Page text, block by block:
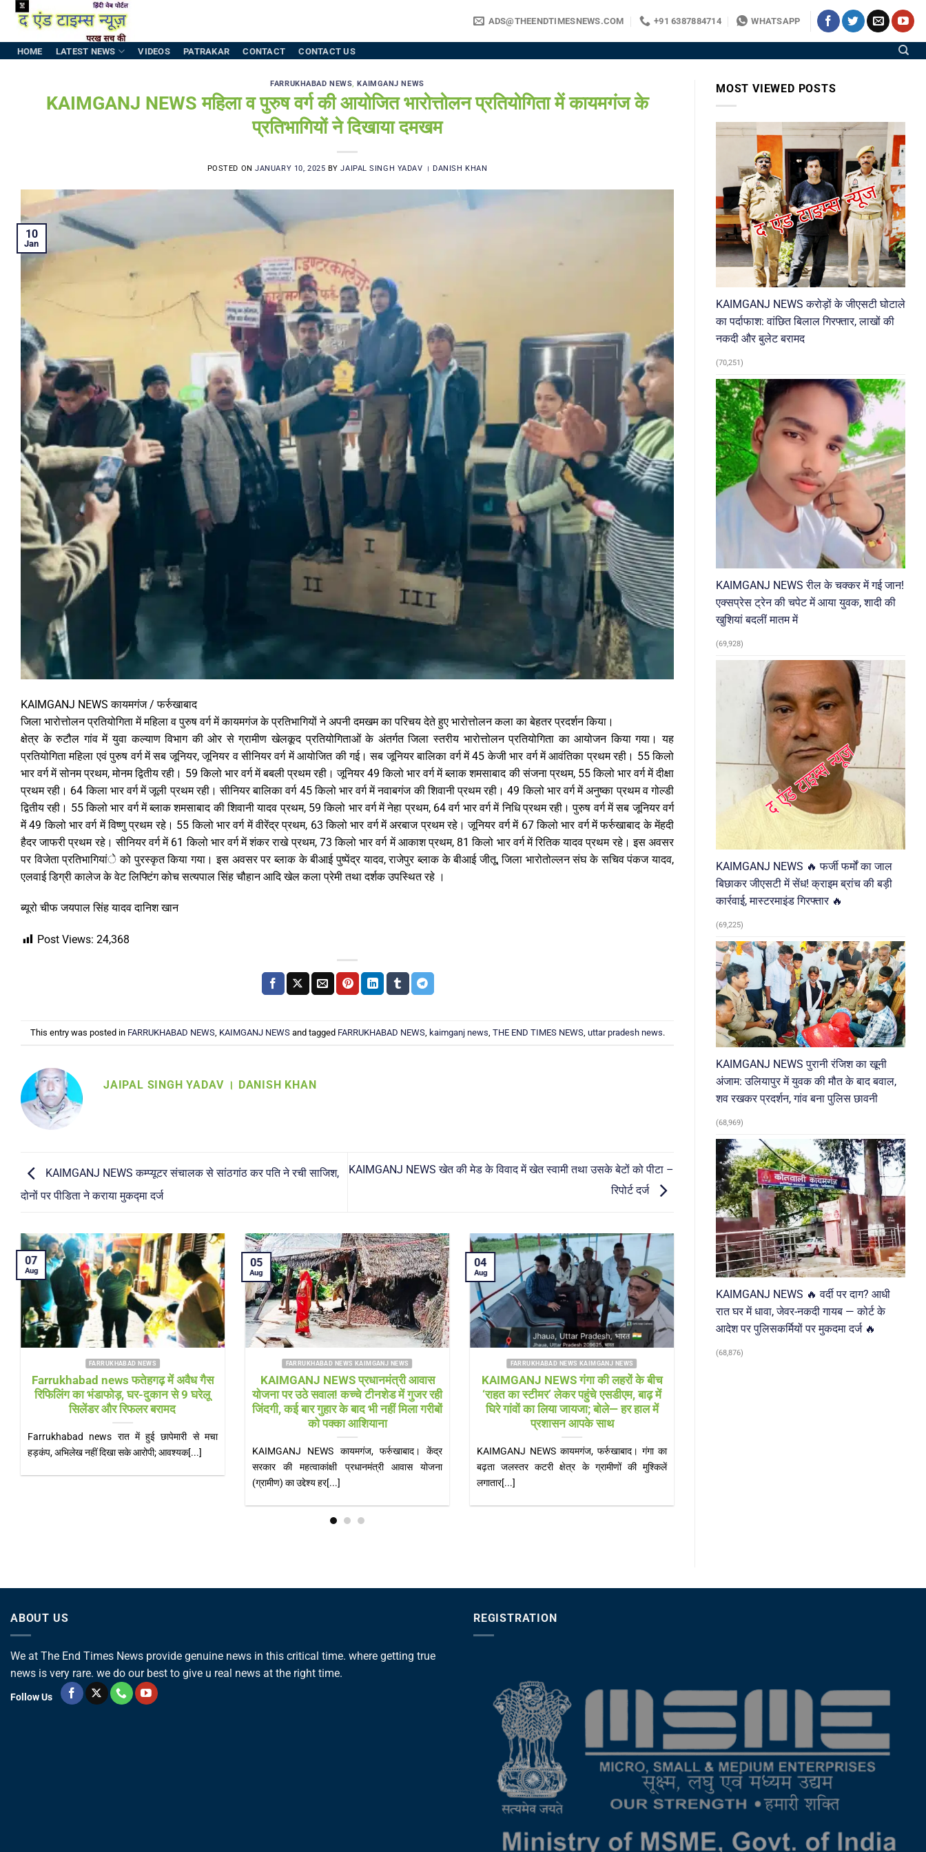
Skip
content
ADS@THEENDTIMESNEWS.COM +91 6387884714 WHATSAPP
HOME LATEST NEWS VIDEOS PATRAKAR CONTACT CONTACT US
FARRUKHABAD NEWS,KAIMGANJ NEWS
KAIMGANJ NEWS महिला व पुरुष वर्ग की आयोजित भारोत्तोलन प्रतियोगिता में कायमगंज के
प्रतिभागियों ने दिखाया दमखम
POSTED ONJANUARY 10, 2025 BYJAIPAL SINGH YADAV । DANISH KHAN
10
Jan
KAIMGANJ NEWS कायमगंज / फर्रुखाबाद
जिला भारोत्तोलन प्रतियोगिता में महिला व पुरुष वर्ग में कायमगंज के प्रतिभागियों ने अपनी दमखम का परिचय देते हुए भारोत्तोलन कला का बेहतर प्रदर्शन किया।
क्षेत्र के रुटौल गांव में युवा कल्याण विभाग की ओर से ग्रामीण खेलकूद प्रतियोगिताओं के अंतर्गत जिला स्तरीय भारोत्तोलन प्रतियोगिता का आयोजन किया गया। यह
प्रतियोगिता महिला एवं पुरुष वर्ग में सब जूनियर, जूनियर व सीनियर वर्ग में आयोजित की गई। सब जूनियर बालिका वर्ग में 45 केजी भार वर्ग में आवंतिका प्रथम रही। 55 किलो
भार वर्ग में सोनम प्रथम, मोनम द्वितीय रही। 59 किलो भार वर्ग में बबली प्रथम रही। जूनियर 49 किलो भार वर्ग में ब्लाक शमसाबाद की संजना प्रथम, 55 किलो भार वर्ग में दीक्षा
प्रथम रही। 64 किला भार वर्ग में जूली प्रथम रही। सीनियर बालिका वर्ग 45 किलो भार वर्ग में नवाबगंज की शिवानी प्रथम रही। 49 किलो भार वर्ग में अनुष्का प्रथम व गोल्डी
द्वितीय रही। 55 किलो भार वर्ग में ब्लाक शमसाबाद की शिवानी यादव प्रथम, 59 किलो भार वर्ग में नेहा प्रथम, 64 वर्ग भार वर्ग में निधि प्रथम रही। पुरुष वर्ग में सब जूनियर वर्ग
में 49 किलो भार वर्ग में विष्णु प्रथम रहे। 55 किलो भार वर्ग में वीरेंद्र प्रथम, 63 किलो भार वर्ग में अरबाज प्रथम रहे। जूनियर वर्ग में 67 किलो भार वर्ग में फर्रुखाबाद के मेंहदी
हैदर जाफरी प्रथम रहे। सीनियर वर्ग में 61 किलो भार वर्ग में शंकर राखे प्रथम, 73 किलो भार वर्ग में आकाश प्रथम, 81 किलो भार वर्ग में रितिक यादव प्रथम रहे। इस अवसर
पर विजेता प्रतिभागियांे को पुरस्कृत किया गया। इस अवसर पर ब्लाक के बीआई पुष्पेंद्र यादव, राजेपुर ब्लाक के बीआई जीतू, जिला भारोतोल्लन संघ के सचिव पंकज यादव,
एलवाई डिग्री कालेज के वेट लिफ्टिंग कोच सत्यपाल सिंह चौहान आदि खेल कला प्रेमी तथा दर्शक उपस्थित रहे ।
ब्यूरो चीफ जयपाल सिंह यादव दानिश खान
Post Views: 24,368
This entry was posted in FARRUKHABAD NEWS, KAIMGANJ NEWSand tagged FARRUKHABAD NEWS, kaimganj news THE END TIMES NEWS, uttar pradesh news.
JAIPAL SINGH YADAV । DANISH KHAN
KAIMGANJ NEWS कम्प्यूटर संचालक से सांठगांठ कर पति ने रची साजिश,
दोनों पर पीडिता ने कराया मुकद्मा दर्ज
KAIMGANJ NEWS खेत की मेड के विवाद में खेत स्वामी तथा उसके बेटों को पीटा –
रिपोर्ट दर्ज
FARRUKHABAD NEWS UTTAR PRADESH
Farrukhabad news बाढ़ राहत शिविर में
‘हेल्थ अलर्ट’! सीएमओ खुद पहुंचे, डॉक्टरों की
टीम और एम्बुलेंस 24 घंटे तैनात
Farrukhabad news डीएम के निरीक्षण के बाद स्वास्थ्य
विभाग एक्शन मोड में, संक्रामक रोगों पर[...]
04
Aug
FARRUKHABAD NEWS SHAMSHABAD NEWS
Farrukhabad news विकास पर लापरवाही
भारी! चौड़ी सड़कों के बीच खड़े बिजली के पोल
बने खतरा
Farrukhabad news हादसों को खुला न्योता दे रहे
बिजली के खंभे, नगर पंचायत अध्यक्ष जोया[...]
04
Aug
FARRUKHABAD NEWS KAIMGANJ NEWS
KAIMGANJ NEWS नन्हें लीडर्स ने संभाली
नेतृत्व की कमान, गूंजी जिम्मेदारी निभाने की
शपथ
KAIMGANJ NEWS शकुन्तला देवी शिक्षण संस्थान में
भव्य शपथ ग्रहण समारोह, सीओ और कोतवाल ने[...]
04
Aug
MOST VIEWED POSTS
KAIMGANJ NEWS करोड़ों के जीएसटी घोटाले
का पर्दाफाश: वांछित बिलाल गिरफ्तार, लाखों की
नकदी और बुलेट बरामद
(70,251)
KAIMGANJ NEWS रील के चक्कर में गई जान!
एक्सप्रेस ट्रेन की चपेट में आया युवक, शादी की
खुशियां बदलीं मातम में
(69,928)
KAIMGANJ NEWS 🔥 फर्जी फर्मों का जाल
बिछाकर जीएसटी में सेंध! क्राइम ब्रांच की बड़ी
कार्रवाई, मास्टरमाइंड गिरफ्तार 🔥
(69,225)
KAIMGANJ NEWS पुरानी रंजिश का खूनी
अंजाम: उलियापुर में युवक की मौत के बाद बवाल,
शव रखकर प्रदर्शन, गांव बना पुलिस छावनी
(68,969)
KAIMGANJ NEWS 🔥 वर्दी पर दाग? आधी
रात घर में धावा, जेवर-नकदी गायब — कोर्ट के
आदेश पर पुलिसकर्मियों पर मुकदमा दर्ज 🔥
(68,876)
ABOUT US
We at The End Times News provide genuine news in this critical time. where getting true
news is very rare. we do our best to give u real news at the right time.
Follow Us
REGISTRATION